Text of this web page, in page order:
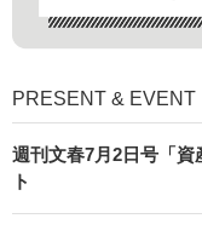
PRESENT & EVENT
週刊文春7月2日号「
ト